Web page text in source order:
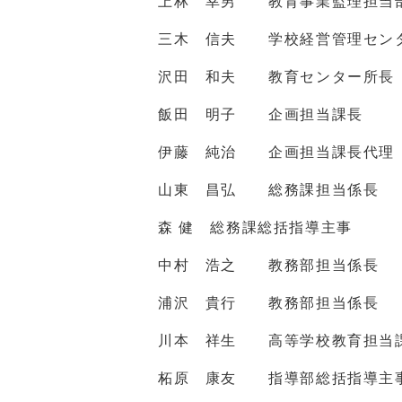
三木 信夫 学校経営管理セン
沢田 和夫 教育センター所長
飯田 明子 企画担当課長
伊藤 純治 企画担当課長代理
山東 昌弘 総務課担当係長
森 健 総務課総括指導主事
中村 浩之 教務部担当係長
浦沢 貴行 教務部担当係長
川本 祥生 高等学校教育担当
柘原 康友 指導部総括指導主